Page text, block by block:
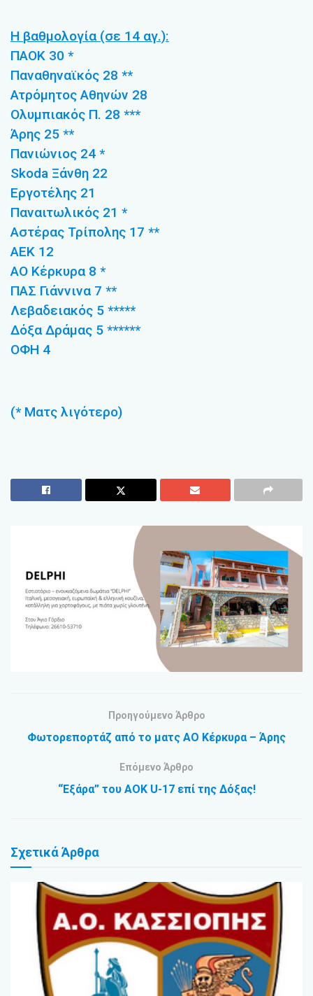
Η βαθμολογία (σε 14 αγ.):
ΠΑΟΚ 30 *
Παναθηναϊκός 28 **
Ατρόμητος Αθηνών 28
Ολυμπιακός Π. 28 ***
Άρης 25 **
Πανιώνιος 24 *
Skoda Ξάνθη 22
Εργοτέλης 21
Παναιτωλικός 21 *
Αστέρας Τρίπολης 17 **
ΑΕΚ 12
ΑΟ Κέρκυρα 8 *
ΠΑΣ Γιάννινα 7 **
Λεβαδειακός 5 *****
Δόξα Δράμας 5 ******
ΟΦΗ 4
(* Ματς λιγότερο)
Προηγούμενο Άρθρο
Φωτορεπορτάζ από το ματς ΑΟ Κέρκυρα – Άρης
Επόμενο Άρθρο
“Εξάρα” του ΑΟΚ U-17 επί της Δόξας!
ΣχετικάΆρθρα